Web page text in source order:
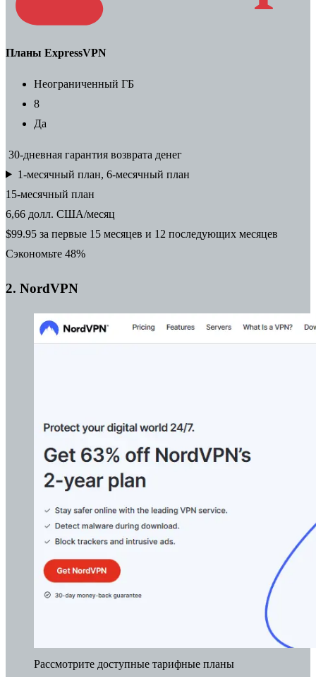
Планы ExpressVPN
Неограниченный ГБ
8
Да
30-дневная гарантия возврата денег
1-месячный план, 6-месячный план
15-месячный план
6,66 долл. США/месяц
$99.95 за первые 15 месяцев и 12 последующих месяцев
Сэкономьте 48%
2. NordVPN
Рассмотрите доступные тарифные планы